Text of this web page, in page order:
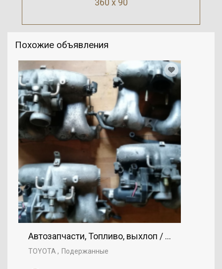
360 x 90
Похожие объявления
Автозапчасти, Топливо, выхлоп / воздух,
TOYOTA Подержанные